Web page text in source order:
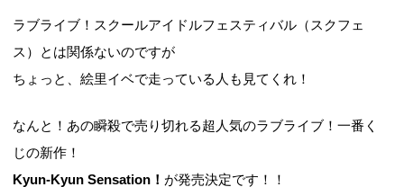
ラブライブ！スクールアイドルフェスティバル（スクフェ
ス）とは関係ないのですが
ちょっと、絵里イベで走っている人も見てくれ！
なんと！あの瞬殺で売り切れる超人気のラブライブ！一番く
じの新作！
Kyun-Kyun Sensation！ が発売決定です！！